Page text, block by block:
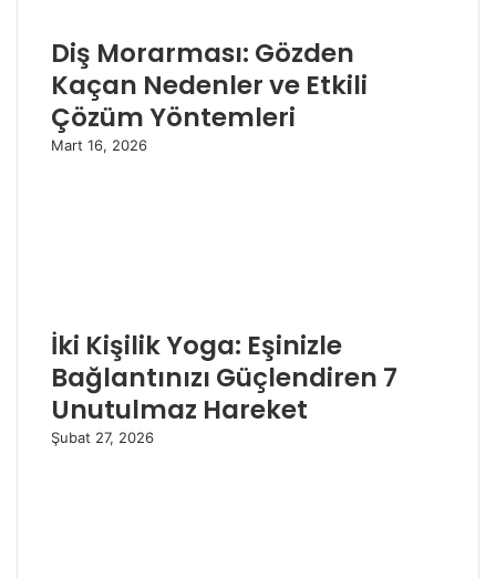
Diş Morarması: Gözden
Kaçan Nedenler ve Etkili
Çözüm Yöntemleri
Mart 16, 2026
İki Kişilik Yoga: Eşinizle
Bağlantınızı Güçlendiren 7
Unutulmaz Hareket
Şubat 27, 2026